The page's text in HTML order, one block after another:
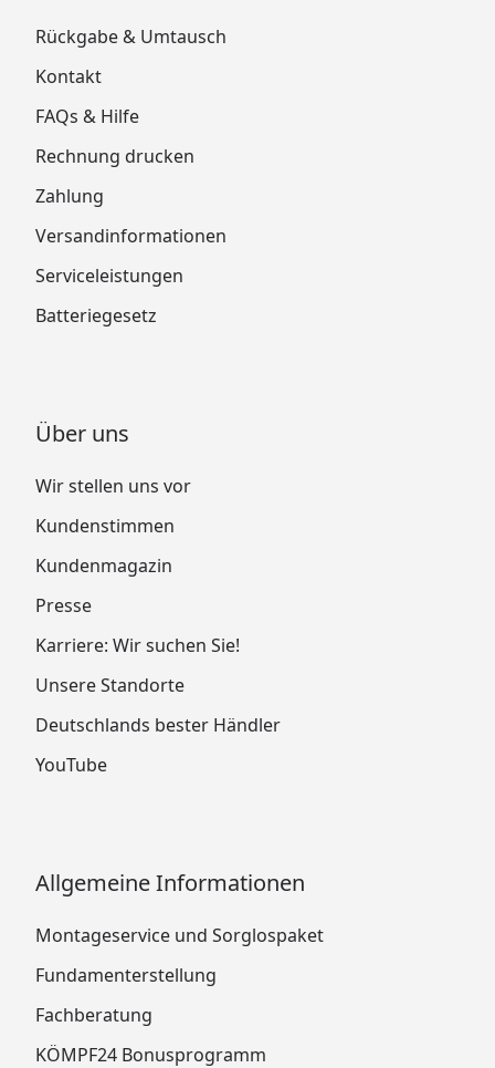
Rückgabe & Umtausch
Kontakt
FAQs & Hilfe
Rechnung drucken
Zahlung
Versandinformationen
Serviceleistungen
Batteriegesetz
Über uns
Wir stellen uns vor
Kundenstimmen
Kundenmagazin
Presse
Karriere: Wir suchen Sie!
Unsere Standorte
Deutschlands bester Händler
YouTube
Allgemeine Informationen
Montageservice und Sorglospaket
Fundamenterstellung
Fachberatung
KÖMPF24 Bonusprogramm